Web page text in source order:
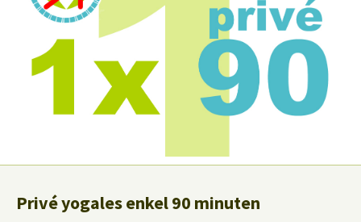
Privé yogales enkel 90 minuten